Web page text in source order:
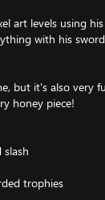
art levels using
with his
but it's also very
honey piece!
trophies